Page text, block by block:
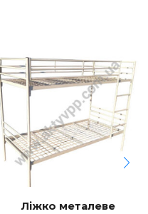
Ліжко металеве